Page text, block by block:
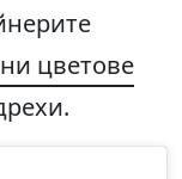
цветове